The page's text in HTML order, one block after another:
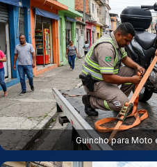
Guincho para Moto